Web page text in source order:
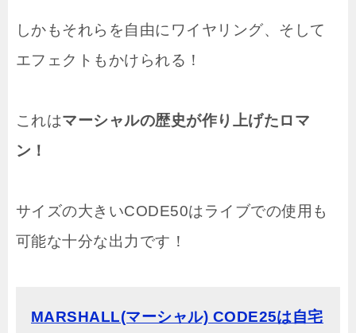
しかもそれらを自由にワイヤリング、そして
エフェクトもかけられる！
これはマーシャルの歴史が作り上げたロマ
ン！
サイズの大きいCODE50はライブでの使用も
可能な十分な出力です！
MARSHALL(マーシャル) CODE25は自宅